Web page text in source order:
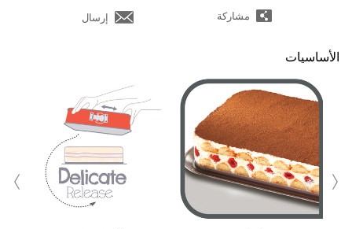
مشاركة إرسال
الأساسيات
‹ ›